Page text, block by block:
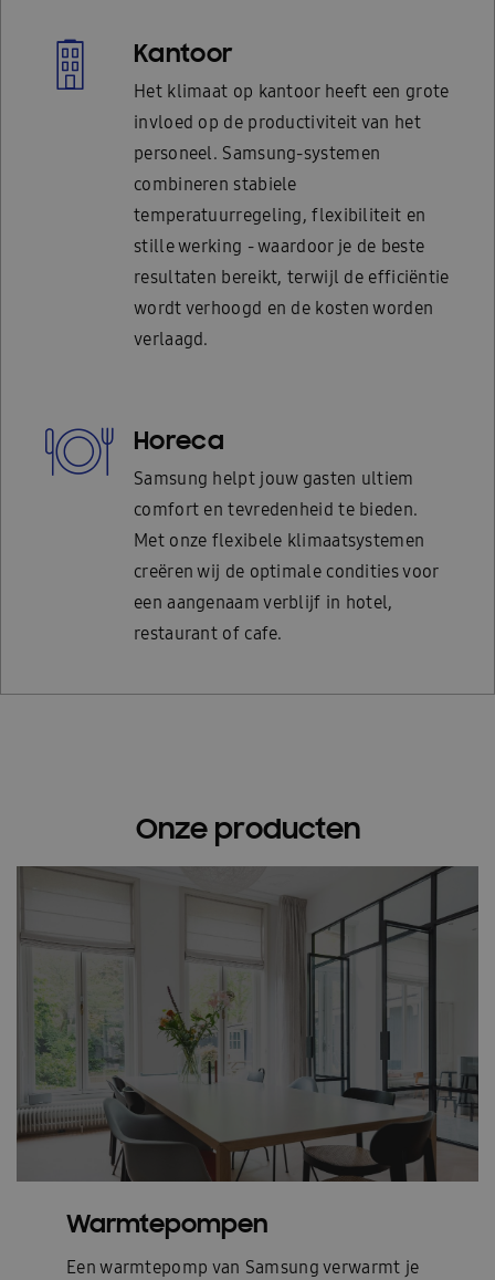
Kantoor
Het klimaat op kantoor heeft een grote
invloed op de productiviteit van het
personeel. Samsung-systemen
combineren stabiele
temperatuurregeling, flexibiliteit en
stille werking - waardoor je de beste
resultaten bereikt, terwijl de efficiëntie
wordt verhoogd en de kosten worden
verlaagd.
Horeca
Samsung helpt jouw gasten ultiem
comfort en tevredenheid te bieden.
Met onze flexibele klimaatsystemen
creëren wij de optimale condities voor
een aangenaam verblijf in hotel,
restaurant of cafe.
Onze producten
Warmtepompen
Een warmtepomp van Samsung verwarmt je